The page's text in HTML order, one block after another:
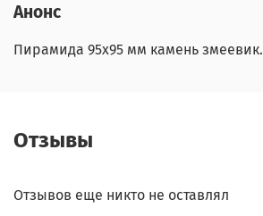
Анонс
Пирамида 95х95 мм камень змеевик.
Отзывы
Отзывов еще никто не оставлял